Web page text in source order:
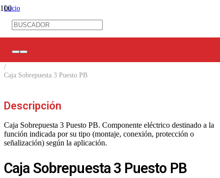
Inicio
Control Industrial
/
Caja Sobrepuesta 3 Puesto PB
Descripción
Caja Sobrepuesta 3 Puesto PB. Componente eléctrico destinado a la
función indicada por su tipo (montaje, conexión, protección o
señalización) según la aplicación.
Caja Sobrepuesta 3 Puesto PB